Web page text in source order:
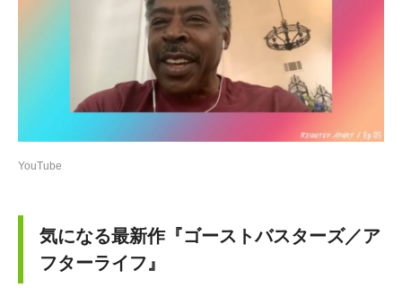
YouTube
気になる最新作『ゴーストバスターズ／ア
フターライフ』